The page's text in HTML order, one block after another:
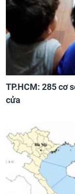
TP.HCM: 285 cơ
cửa